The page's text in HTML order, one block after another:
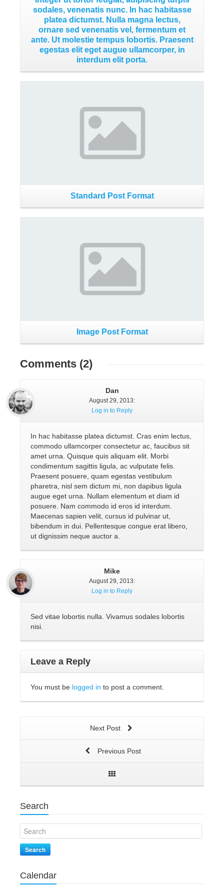
sodales, venenatis nunc. In hac habitasse
platea dictumst. Nulla magna lectus,
ornare sed venenatis vel, fermentum et
ante. Ut molestie tempus lobortis. Praesent
egestas elit eget augue ullamcorper, in
interdum elit porta.
Standard Post Format
Image Post Format
Comments (2)
Dan
August 29, 2013:
Log in to Reply
In hac habitasse platea dictumst. Cras enim lectus,
commodo ullamcorper consectetur ac, faucibus sit
amet urna. Quisque quis aliquam elit. Morbi
condimentum sagittis ligula, ac vulputate felis.
Praesent posuere, quam egestas vestibulum
pharetra, nisl sem dictum mi, non dapibus ligula
augue eget urna. Nullam elementum et diam id
posuere. Nam commodo id eros id interdum.
Maecenas sapien velit, cursus id pulvinar ut,
bibendum in dui. Pellentesque congue erat libero,
ut dignissim neque auctor a.
Mike
August 29, 2013:
Log in to Reply
Sed vitae lobortis nulla. Vivamus sodales lobortis
nisi.
Leave a Reply
You must be logged in to post a comment.
Next Post
Previous Post
Search
Search
Calendar